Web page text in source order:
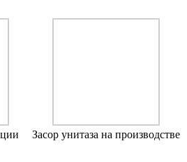
Засор унитаза на производстве